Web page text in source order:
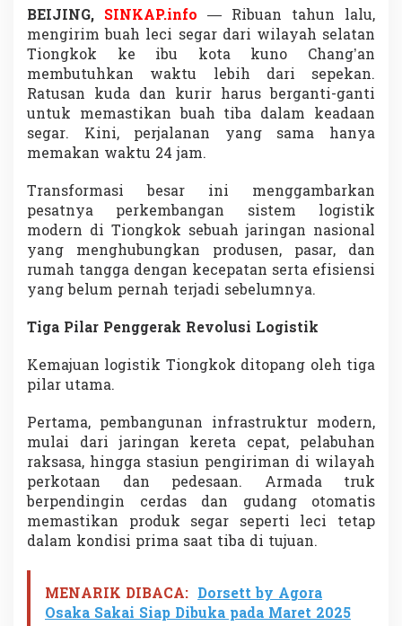
,
L
e
c
i
J
a
d
i
S
m
b
o
l
R
e
v
o
u
i
i
s
t
k
C
h
i
BEIJING, SINKAP.info — Ribuan tahun lalu,
mengirim buah leci segar dari wilayah selatan
Tiongkok ke ibu kota kuno Chang’an
membutuhkan waktu lebih dari sepekan.
Ratusan kuda dan kurir harus berganti-ganti
untuk memastikan buah tiba dalam keadaan
segar. Kini, perjalanan yang sama hanya
memakan waktu 24 jam.
Transformasi besar ini menggambarkan
pesatnya perkembangan sistem logistik
modern di Tiongkok sebuah jaringan nasional
yang menghubungkan produsen, pasar, dan
rumah tangga dengan kecepatan serta efisiensi
yang belum pernah terjadi sebelumnya.
Tiga Pilar Penggerak Revolusi Logistik
Kemajuan logistik Tiongkok ditopang oleh tiga
pilar utama.
Pertama, pembangunan infrastruktur modern,
mulai dari jaringan kereta cepat, pelabuhan
raksasa, hingga stasiun pengiriman di wilayah
perkotaan dan pedesaan. Armada truk
berpendingin cerdas dan gudang otomatis
memastikan produk segar seperti leci tetap
dalam kondisi prima saat tiba di tujuan.
MENARIK DIBACA: Dorsett by Agora
Osaka Sakai Siap Dibuka pada Maret 2025